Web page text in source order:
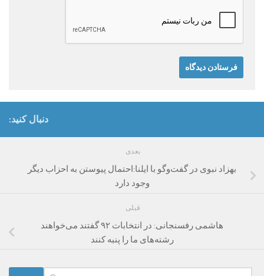
دنبال کنید:
بعدی
بهزاد نبوی در گفت‌و‌گو با ایلنا:احتمال پیوستن به احزاب دیگر
وجود دارد
قبلی
هاشمی رفسنجانی: در انتخابات ۹۲ گفتند می‌خواهند
رشته‌های ما را پنبه کنند